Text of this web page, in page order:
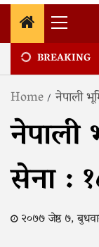
Menu
BREAKING
प्राधिकरणलाई
Home नेपाली
नेपाली
सेना :
२०७७ जेष्ठ ७,